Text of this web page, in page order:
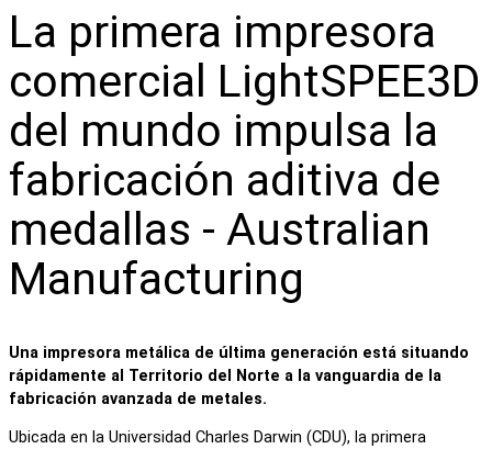
La primera impresora
comercial LightSPEE3D
del mundo impulsa la
fabricación aditiva de
medallas - Australian
Manufacturing
Una impresora metálica de última generación está situando
rápidamente al Territorio del Norte a la vanguardia de la
fabricación avanzada de metales.
Ubicada en la Universidad Charles Darwin (CDU), la primera